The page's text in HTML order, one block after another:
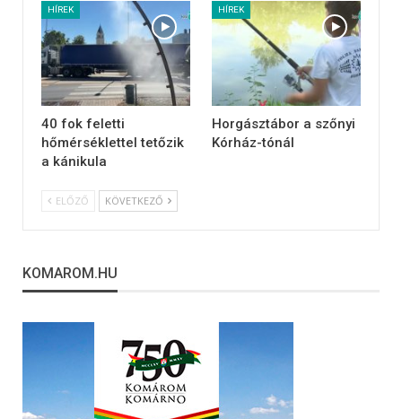
HÍREK
40 fok feletti
hőmérséklettel tetőzik
a kánikula
HÍREK
Horgásztábor a szőnyi
Kórház-tónál
ELŐZŐ KÖVETKEZŐ
KOMAROM.HU